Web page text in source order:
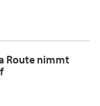
Route nimmt